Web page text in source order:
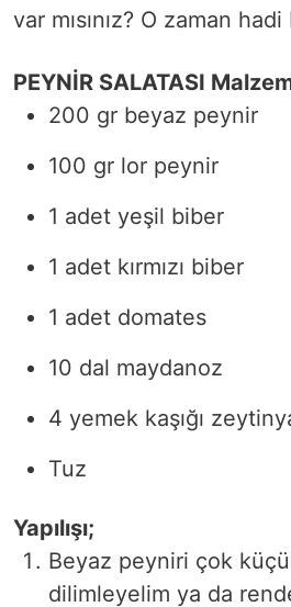
var mısınız? O zaman hadi
PEYNİR SALATASI
200 gr beyaz peynir
100 gr lor peynir
1 adet yeşil biber
1 adet kırmızı biber
1 adet domates
10 dal maydanoz
4 yemek kaşığı
Tuz
Yapılışı;
Beyaz peyniri çok
dilimleyelim ya da